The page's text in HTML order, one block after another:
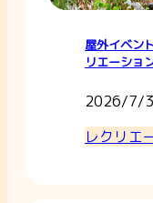
屋外イベン
リエーショ
2026/7/
レクリエ